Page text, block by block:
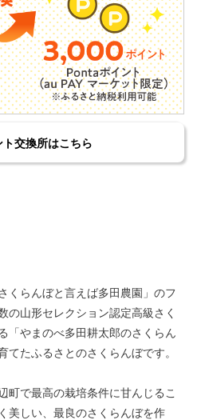
ト交換所はこちら
くらんぼと言えば多田農園」のフ
の山形セレクション認定高級さく
「やまのべ多田耕太郎のさくらん
てたふるさとのさくらんぼです。
町で最高の栽培条件に甘んじるこ
美しい、最良のさくらんぼを作